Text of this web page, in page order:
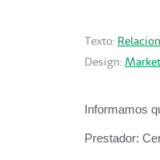
Texto:
Design:
Informamos
Prestador: